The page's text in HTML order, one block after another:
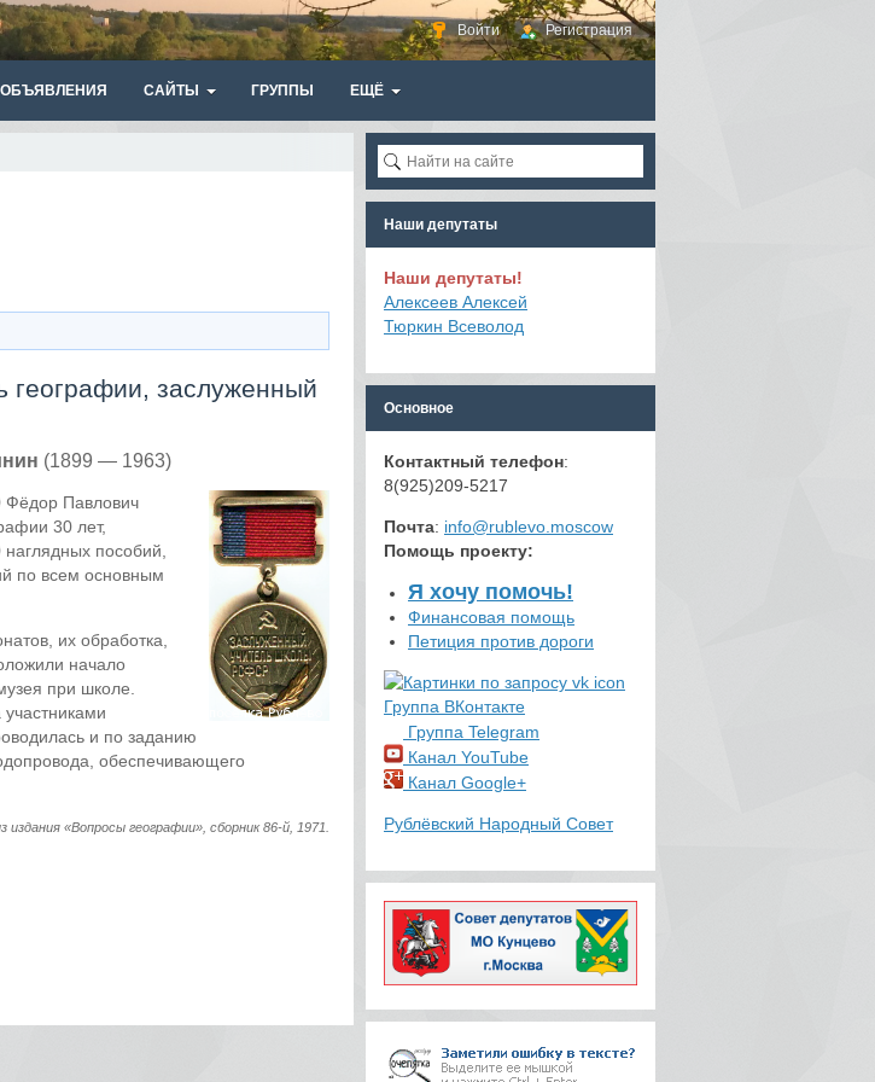
Войти Регистрация
ОБЪЯВЛЕНИЯ САЙТЫ ГРУППЫ ЕЩЁ
географии, заслуженный
(1899 — 1963)
Фёдор Павлович
30 лет,
пособий,
по всем основным
их обработка,
начало
при школе.
и по заданию
обеспечивающего
издания «Вопросы географии», сборник 86-й, 1971.
Наши депутаты
Наши депутаты!
Алексеев Алексей
Тюркин Всеволод
Основное
Контактный телефон:
8(925)209-5217
Почта: info@rublevo.moscow
Помощь проекту:
Я хочу помочь!
Финансовая помощь
Петиция против дороги
Группа ВКонтакте
Группа Telegram
Канал YouTube
Канал Google+
Рублёвский Народный Совет